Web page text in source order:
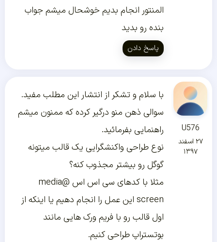
المنتور انجام بدیم خوشحال میشم جواب
بنده رو بدید
پاسخ دادن
U576
۲۷ اسفند
۱۳۹۷
با سلام و تشکر از انتشار این مطلب مفید.
سوالی ذهن منو درگیر کرده که ممنون میشم
راهنمایی بفرمائید.
نوع طراحی واکنشگرایی یک قالب میتونه
گوگل رو بیشتر مجذوب کنه؟
مثلا با کدهای سی اس اس @media
screen این عمل را انجام دهیم یا اینکه از
اول قالب رو با فریم ورک هایی مانند
بوتستراپ طراحی کنیم.